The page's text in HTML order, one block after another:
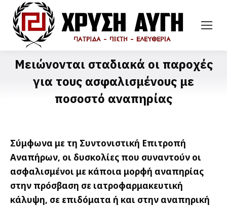
Μειώνονται σταδιακά οι παροχές
για τους ασφαλισμένους με
ποσοστό αναπηρίας
Σύμφωνα με τη Συντονιστική Επιτροπή
Αναπήρων, οι δυσκολίες που συναντούν οι
ασφαλισμένοι με κάποια μορφή αναπηρίας
στην πρόσβαση σε ιατροφαρμακευτική
κάλυψη, σε επιδόματα ή και στην αναπηρική